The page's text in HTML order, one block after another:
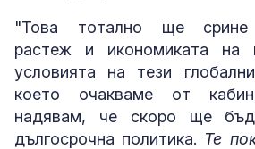
"Това тотално ще срине
растеж и икономиката на
условията на тези
което очакваме от
надявам, че скоро ще
дългосрочна политика. Те